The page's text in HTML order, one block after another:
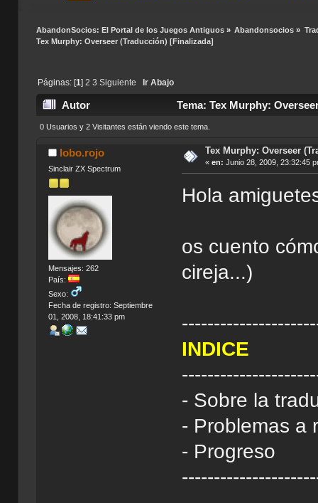
AbandonSocios: El Portal de los Juegos Antiguos» Abandonsocios »
Tex Murphy: Overseer (Traducción) [Finalizada]
Páginas: [1] 2 3 Siguiente Ir Abajo
Autor Tema: Tex Murphy:
0 Usuarios y 2 Visitantes están viendo este tema.
lobo.rojo
Sinclair ZX Spectrum
Mensajes: 262
País:
Sexo:
Fecha de registro: Septiembre
01, 2008, 18:41:33 pm
Tex Murphy: Overseer
« en: Junio 28, 2009, 23:32:45
Hola
os cuento
cireja...)
INDICE
- Sobre la
- Problemas a
- Progreso